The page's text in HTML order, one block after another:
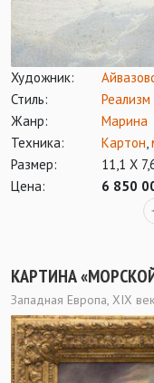
Художник:
Стиль:
Реализм
Жанр:
Марина
Техника:
Картон,
Размер:
11,1 Х
Цена:
6 850
КАРТИНА
Западная Европа, XIX век